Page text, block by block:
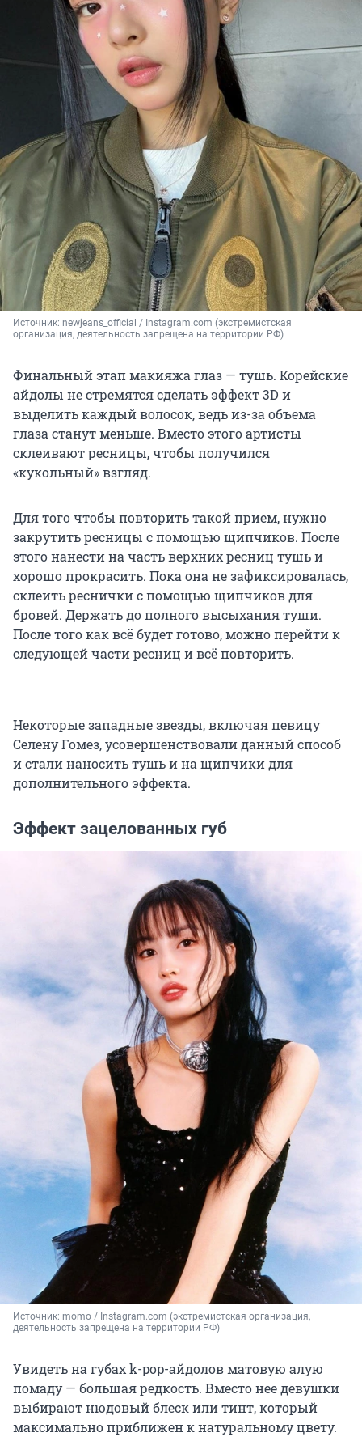
Источник: newjeans_official / Instagram.com (экстремистская
организация, деятельность запрещена на территории РФ)
Финальный этап макияжа глаз — тушь. Корейские
айдолы не стремятся сделать эффект 3D и
выделить каждый волосок, ведь из-за объема
глаза станут меньше. Вместо этого артисты
склеивают ресницы, чтобы получился
«кукольный» взгляд.
Для того чтобы повторить такой прием, нужно
закрутить ресницы с помощью щипчиков. После
этого нанести на часть верхних ресниц тушь и
хорошо прокрасить. Пока она не зафиксировалась,
склеить реснички с помощью щипчиков для
бровей. Держать до полного высыхания туши.
После того как всё будет готово, можно перейти к
следующей части ресниц и всё повторить.
Некоторые западные звезды, включая певицу
Селену Гомез, усовершенствовали данный способ
и стали наносить тушь и на щипчики для
дополнительного эффекта.
Эффект зацелованных губ
Источник: momo / Instagram.com (экстремистская организация,
деятельность запрещена на территории РФ)
Увидеть на губах k-pop-айдолов матовую алую
помаду — большая редкость. Вместо нее девушки
выбирают нюдовый блеск или тинт, который
максимально приближен к натуральному цвету.